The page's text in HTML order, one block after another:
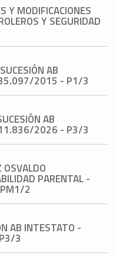
Y MODIFICACIONES
Y SEGURIDAD
AB
35.097/2015 - P1/3
AB
11.836/2026 - P3/3
PARENTAL -
2
AB INTESTATO -
3